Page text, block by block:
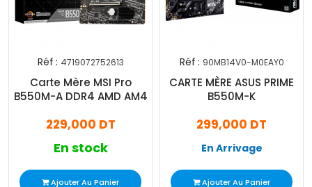
Réf : 4719072752613
Carte Mère MSI Pro
B550M-A DDR4 AMD AM4
229,000 DT
En stock
Ajouter Au Panier
Réf : 90MB14V0-M0EAY0
CARTE MÈRE ASUS PRIME
B550M-K
299,000 DT
En Arrivage
Ajouter Au Panier